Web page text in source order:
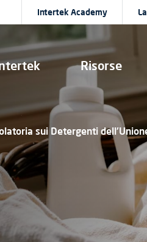
Risorse
Intertek Academy
sui Detergenti